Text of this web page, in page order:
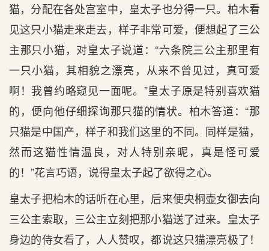
猫，分配在各处宫室中，皇太子也分得一只。柏木看
见这只小猫走来走去，样子非常可爱，便想起了三公
主那只小猫，对皇太子说道：“六条院三公主那里有
一只小猫，其相貌之漂亮，从来不曾见过，真可爱
啊！我曾约略窥见一面呢。”皇太子原是特别喜欢猫
的，便向他仔细探询那只猫的情状。柏木答道：“那
只猫是中国产，样子和我们这里的不同。同样是猫，
然而这猫性情温良，对人特别亲昵，真是怪可爱
的！”花言巧语，说得皇太子起了欲得之心。
皇太子把柏木的话听在心里，后来便央桐壶女御去向
三公主索取，三公主立刻把那小猫送了过来。皇太子
身边的侍女看了，人人赞叹，都说这只猫漂亮极了！